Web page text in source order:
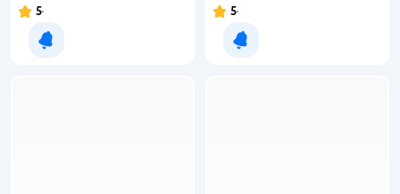
5
Уведомить о появлении
5
Уведомить о появлении